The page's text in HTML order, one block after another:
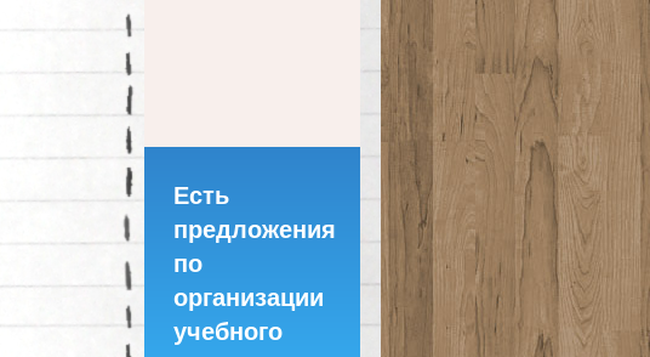
Есть
предложения
по
организации
учебного